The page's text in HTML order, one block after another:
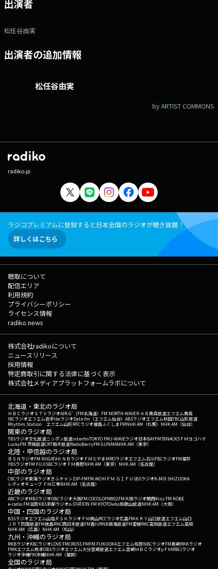
出演者
松任谷由実
出演者の追加情報
松任谷由実
by ARTIST COMMONS
radiko.jp
ラジコプレミアムに登録すると日本全国のラジオが聴き放題！
詳しくはこちら
聴取について
配信エリア
利用規約
プライバシーポリシー
ライセンス情報
radiko news
株式会社radikoについて
ニュースリリース
採用情報
特定商取引に関する法律に基づく表示
株式会社メディアプラットフォームラボについて
北海道・東北のラジオ局
ＨＢＣラジオＳＴＶラジオAIR-G'（FM北海道） FM NORTH WAVEＲＡＢ青森放送エフエム青森
IBCラジオエフエム岩手tbcラジオDate fm（エフエム仙台） ABSラジオエフエム秋田YBC山形放送
Rhythm Station エフエム山形RFCラジオ福島ふくしまFMNHK AM（札幌） NHK AM（仙台）
関東のラジオ局
TBSラジオ文化放送ニッポン放送interfmTOKYO FMJ-WAVEラジオ日本BAYFM78NACK5 ＦＭヨコハマ
LuckyFM 茨城放送CRT栃木放送RadioBerryFM GUNMANHK AM（東京）
北陸・甲信越のラジオ局
ＢＳＮラジオFM NIIGATAＫＮＢラジオ ＦＭとやまMROラジオエフエム石川FBCラジオFM福井
YBSラジオFM FUJISBCラジオ ＦＭ長野NHK AM（東京） NHK AM（名古屋）
中部のラジオ局
CBCラジオ東海ラジオぎふチャンZIP-FMFM AICHI ＦＭ ＧＩＦＵ SBSラジオK-MIX SHIZUOKA
レディオキューブ ＦＭ三重NHK AM（名古屋）
近畿のラジオ局
ABCラジオMBSラジオOBCラジオ大阪FM COCOLOFM802FM大阪ラジオ関西Kiss FM KOBE
e-radio FM滋賀KBS京都ラジオα-STATION FM KYOTOwbs和歌山放送NHK AM（大阪）
中国・四国のラジオ局
BSSラジオエフエム山陰ＲＳＫラジオ ＦＭ岡山RCCラジオ広島FM ＫＲＹ山口放送エフエム山口
ＪＲＴ四国放送FM徳島RNC西日本放送FM香川RNB南海放送FM愛媛RKC高知放送エフエム高知
NHK AM（広島） NHK AM（松山）
九州・沖縄のラジオ局
RKBラジオKBCラジオLOVE FMCROSS FMFM FUKUOKAエフエム佐賀NBCラジオFM長崎RKKラジオ
FMKエフエム熊本OBSラジオエフエム大分宮崎放送エフエム宮崎ＭＢＣラジオμＦＭRBCiラジオ
ラジオ沖縄FM沖縄NHK AM（福岡）
全国のラジオ局